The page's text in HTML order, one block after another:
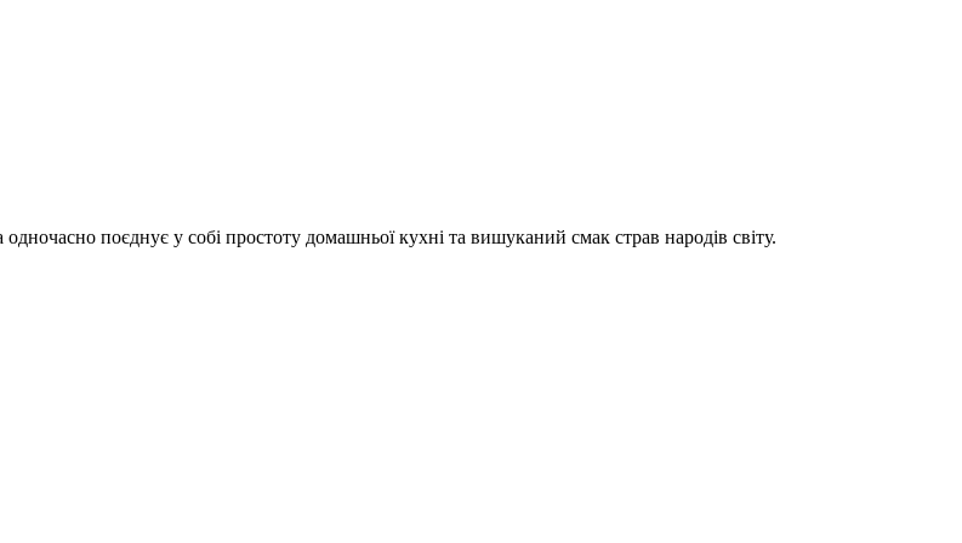
поєднує у собі простоту домашньої кухні та вишуканий смак страв народів світу.